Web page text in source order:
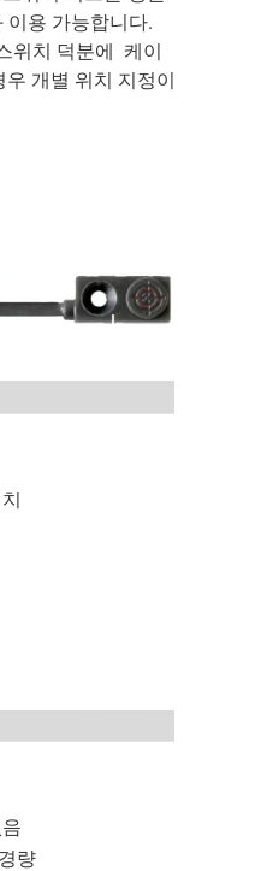
이용 가능합니다.
위치 덕분에 케이
개별 위치 지정이
량